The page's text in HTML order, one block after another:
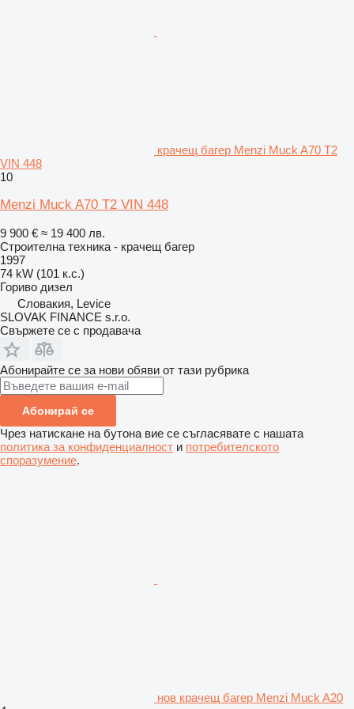
крачещ багер Menzi Muck A70 T2
VIN 448
10
Menzi Muck A70 T2 VIN 448
9 900 € ≈ 19 400 лв.
Строителна техника - крачещ багер
1997
74 kW (101 к.с.)
Гориво дизел
Словакия, Levice
SLOVAK FINANCE s.r.o.
Свържете се с продавача
Абонирайте се за нови обяви от тази рубрика
Абонирай се
Чрез натискане на бутона вие се съгласявате с нашата
политика за конфиденциалност и потребителското
споразумение.
нов крачещ багер Menzi Muck A20